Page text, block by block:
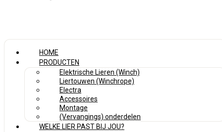
HOME
PRODUCTEN
Elektrische Lieren (Winch)
Liertouwen (Winchrope)
Electra
Accessoires
Montage
(Vervangings) onderdelen
WELKE LIER PAST BIJ JOU?